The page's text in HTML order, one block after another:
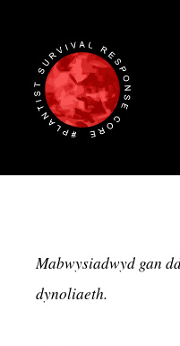
Mabwysiadwyd gan
dynoliaeth.